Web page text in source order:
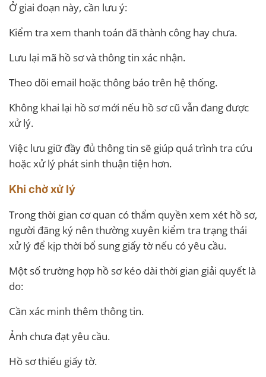
Ở giai đoạn này, cần lưu ý:
Kiểm tra xem thanh toán đã thành công hay chưa.
Lưu lại mã hồ sơ và thông tin xác nhận.
Theo dõi email hoặc thông báo trên hệ thống.
Không khai lại hồ sơ mới nếu hồ sơ cũ vẫn đang được
xử lý.
Việc lưu giữ đầy đủ thông tin sẽ giúp quá trình tra cứu
hoặc xử lý phát sinh thuận tiện hơn.
Khi chờ xử lý
Trong thời gian cơ quan có thẩm quyền xem xét hồ sơ,
người đăng ký nên thường xuyên kiểm tra trạng thái
xử lý để kịp thời bổ sung giấy tờ nếu có yêu cầu.
Một số trường hợp hồ sơ kéo dài thời gian giải quyết là
do:
Cần xác minh thêm thông tin.
Ảnh chưa đạt yêu cầu.
Hồ sơ thiếu giấy tờ.